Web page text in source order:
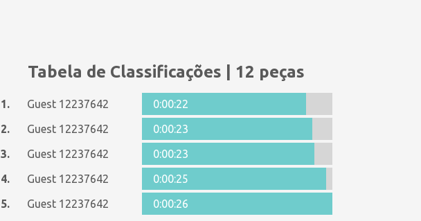
Tabela de Classificações | 12 peças
1. Guest 12237642
0:00:22
2.
Guest 12237642
0:00:23
3.
Guest 12237642
0:00:23
4.
Guest 12237642
0:00:25
5.
Guest 12237642 0:00:26